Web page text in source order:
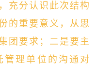
充分认识此次结构
的重要意义，从思
团要求；二是要主
管理单位的沟通对